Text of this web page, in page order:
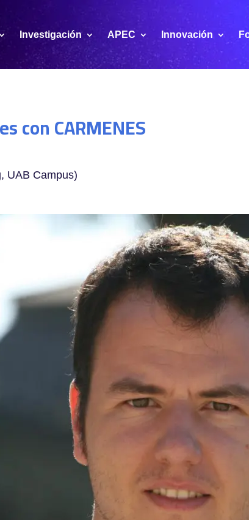
Investigación APEC Innovación
con CARMENES
UAB Campus)